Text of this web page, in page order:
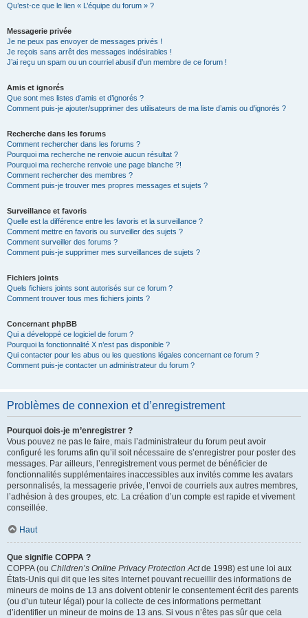
Qu’est-ce que le lien « L’équipe du forum » ?
Messagerie privée
Je ne peux pas envoyer de messages privés !
Je reçois sans arrêt des messages indésirables !
J’ai reçu un spam ou un courriel abusif d’un membre de ce forum !
Amis et ignorés
Que sont mes listes d’amis et d’ignorés ?
Comment puis-je ajouter/supprimer des utilisateurs de ma liste d’amis ou d’ignorés ?
Recherche dans les forums
Comment rechercher dans les forums ?
Pourquoi ma recherche ne renvoie aucun résultat ?
Pourquoi ma recherche renvoie une page blanche ?!
Comment rechercher des membres ?
Comment puis-je trouver mes propres messages et sujets ?
Surveillance et favoris
Quelle est la différence entre les favoris et la surveillance ?
Comment mettre en favoris ou surveiller des sujets ?
Comment surveiller des forums ?
Comment puis-je supprimer mes surveillances de sujets ?
Fichiers joints
Quels fichiers joints sont autorisés sur ce forum ?
Comment trouver tous mes fichiers joints ?
Concernant phpBB
Qui a développé ce logiciel de forum ?
Pourquoi la fonctionnalité X n’est pas disponible ?
Qui contacter pour les abus ou les questions légales concernant ce forum ?
Comment puis-je contacter un administrateur du forum ?
Problèmes de connexion et d’enregistrement
Pourquoi dois-je m’enregistrer ?
Vous pouvez ne pas le faire, mais l’administrateur du forum peut avoir
configuré les forums afin qu’il soit nécessaire de s’enregistrer pour poster des
messages. Par ailleurs, l’enregistrement vous permet de bénéficier de
fonctionnalités supplémentaires inaccessibles aux invités comme les avatars
personnalisés, la messagerie privée, l’envoi de courriels aux autres membres,
l’adhésion à des groupes, etc. La création d’un compte est rapide et vivement
conseillée.
Haut
Que signifie COPPA ?
COPPA (ou Children’s Online Privacy Protection Actde 1998) est une loi aux
États-Unis qui dit que les sites Internet pouvant recueillir des informations de
mineurs de moins de 13 ans doivent obtenir le consentement écrit des parents
(ou d’un tuteur légal) pour la collecte de ces informations permettant
d’identifier un mineur de moins de 13 ans. Si vous n’êtes pas sûr que cela